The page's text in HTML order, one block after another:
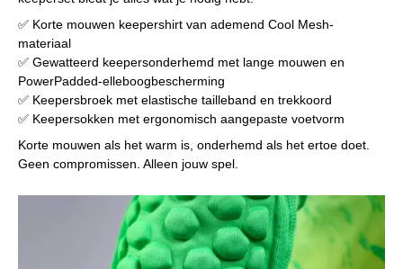
✅ Korte mouwen keepershirt van ademend Cool Mesh-
materiaal
✅ Gewatteerd keepersonderhemd met lange mouwen en
PowerPadded-elleboogbescherming
✅ Keepersbroek met elastische tailleband en trekkoord
✅ Keepersokken met ergonomisch aangepaste voetvorm
Korte mouwen als het warm is, onderhemd als het ertoe doet.
Geen compromissen. Alleen jouw spel.